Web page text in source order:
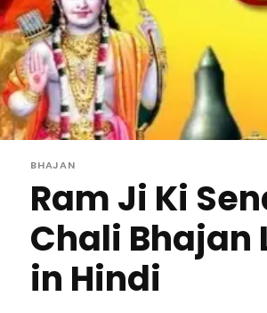
BHAJAN
Ram Ji Ki
Chali Bhajan
in Hindi